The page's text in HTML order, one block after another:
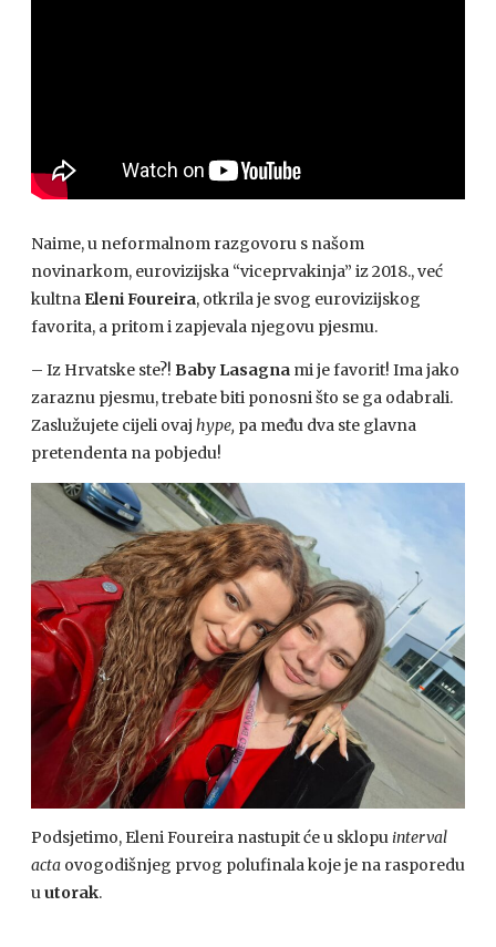
Naime, u neformalnom razgovoru s našom
novinarkom, eurovizijska “viceprvakinja” iz 2018., već
kultna Eleni Foureira, otkrila je svog eurovizijskog
favorita, a pritom i zapjevala njegovu pjesmu.
– Iz Hrvatske ste?! Baby Lasagna mi je favorit! Ima jako
zaraznu pjesmu, trebate biti ponosni što se ga odabrali.
Zaslužujete cijeli ovaj hype, pa među dva ste glavna
pretendenta na pobjedu!
Podsjetimo, Eleni Foureira nastupit će u sklopu interval
acta ovogodišnjeg prvog polufinala koje je na rasporedu
uutorak.